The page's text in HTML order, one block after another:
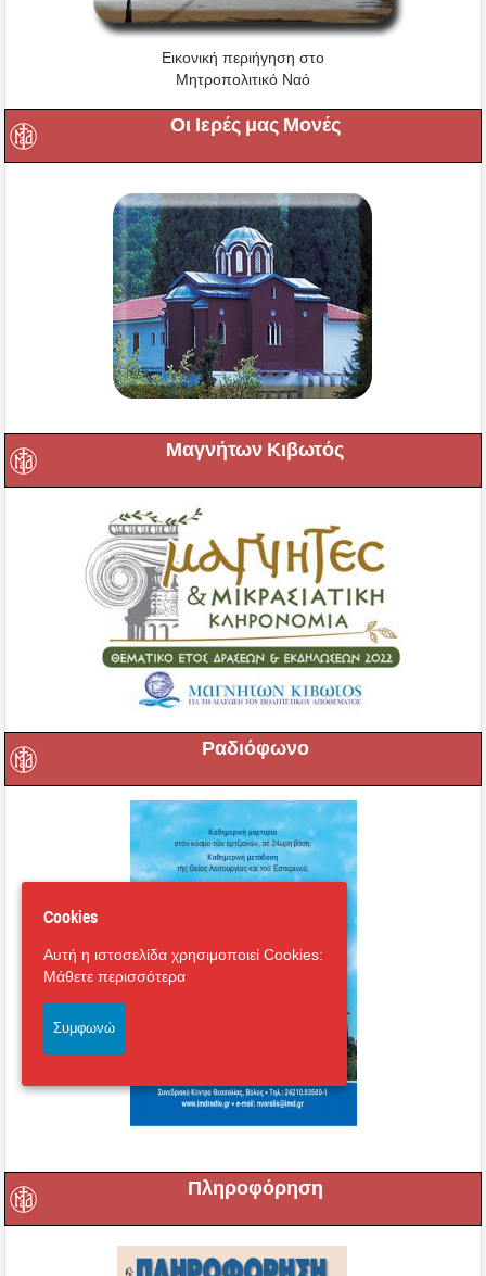
Εικονική περιήγηση στο
Μητροπολιτικό Ναό
Οι Ιερές μας Μονές
Μαγνήτων Κιβωτός
Ραδιόφωνο
Πληροφόρηση
Cookies
Αυτή η ιστοσελίδα χρησιμοποιεί Cookies:
Μάθετε περισσότερα
Συμφωνώ